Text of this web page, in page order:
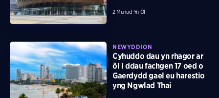
2 Munud Yn Ôl
NEWYDDION
Cyhuddo dau yn rhagor ar
ôl i ddau fachgen 17 oed o
Gaerdydd gael eu harestio
yng Ngwlad Thai